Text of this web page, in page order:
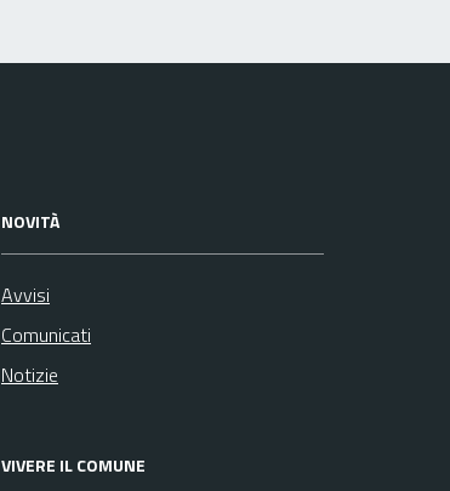
NOVITÀ
Avvisi
Comunicati
Notizie
VIVERE IL COMUNE